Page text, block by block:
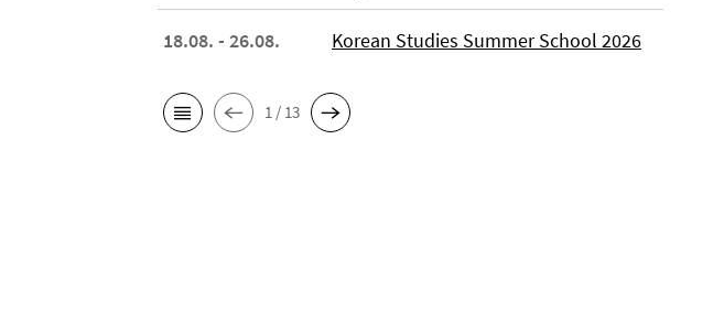
18.08. - 26.08. Korean Studies Summer School 2026
1 / 13